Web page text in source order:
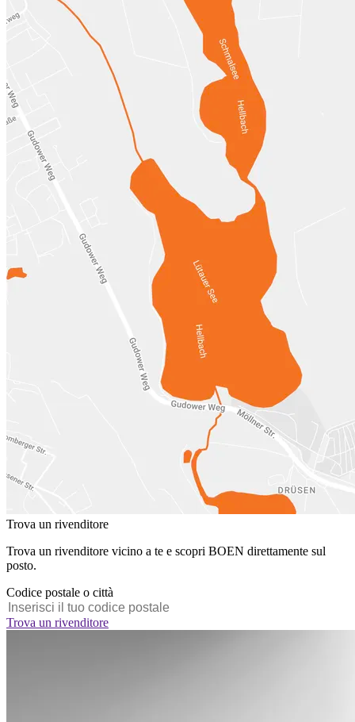
Trova un rivenditore
Trova un rivenditore vicino a te e scopri BOEN direttamente sul
posto.
Codice postale o città
Trova un rivenditore